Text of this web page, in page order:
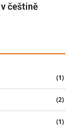
češtině
(1)
(2)
(1)